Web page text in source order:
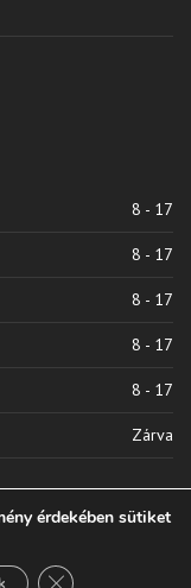
8 - 17
8 - 17
8 - 17
8 - 17
8 - 17
Zárva
érdekében sütiket
Close GDPR